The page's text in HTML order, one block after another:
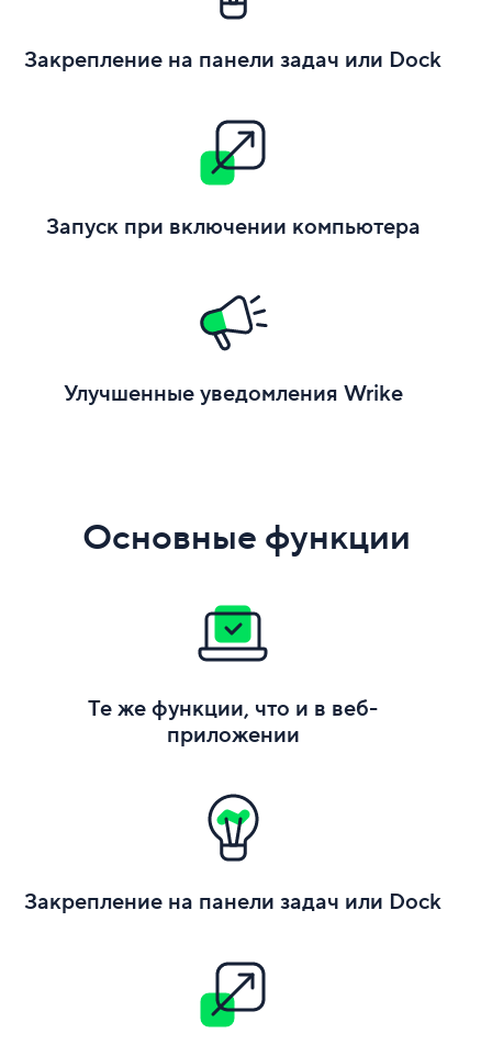
Закрепление на панели задач или Dock
Запуск при включении компьютера
Улучшенные уведомления Wrike
Основные функции
Те же функции, что и в веб-
приложении
Закрепление на панели задач или Dock